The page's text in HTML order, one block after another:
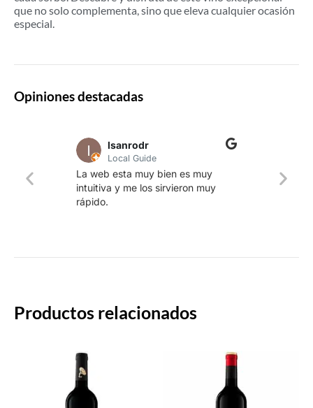
que no solo complementa, sino que eleva cualquier ocasión
especial.
Opiniones destacadas
lsanrodr
Local Guide
La web esta muy bien es muy
intuitiva y me los sirvieron muy
rápido.
Productos relacionados